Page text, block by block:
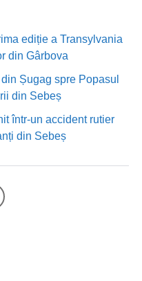
ediție a Transylvania
din Gârbova
Șugag spre Popasul
din Sebeș
într-un accident rutier
din Sebeș